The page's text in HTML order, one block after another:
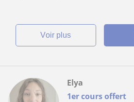
voir plus
1er cours offert
Elya